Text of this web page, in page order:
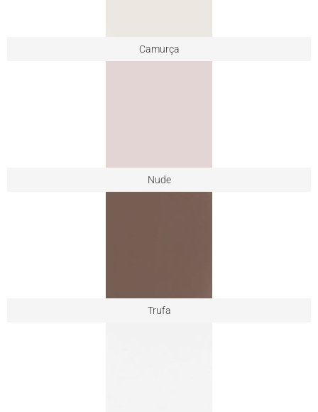
Camurça
Nude
Trufa